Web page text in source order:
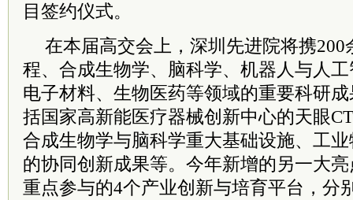
目签约仪式。
在本届高交会上，深圳先进院将携
程、合成生物学、脑科学、机器人与人
电子材料、生物医药等领域的重要科研
括国家高新能医疗器械创新中心的天眼
合成生物学与脑科学重大基础设施、工
的协同创新成果等。 今年新增的另一大
重点参与的4个产业创新与培育平台，分